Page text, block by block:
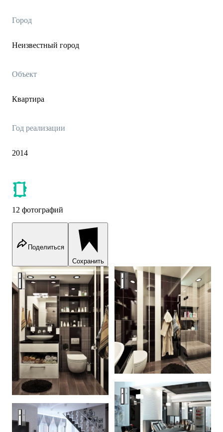
Город
Неизвестный город
Объект
Квартира
Год реализации
2014
12 фотографий
Поделиться
Сохранить
Black color interior ideas Black color interior ideas
Black color interior ideas
Black color interior ideas